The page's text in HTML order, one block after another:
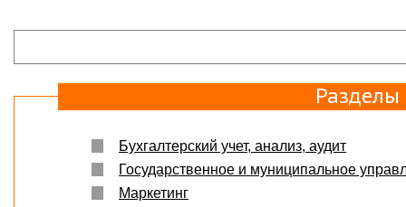
Бухгалтерский учет, анализ, аудит
Государственное и муниципальное
Маркетинг